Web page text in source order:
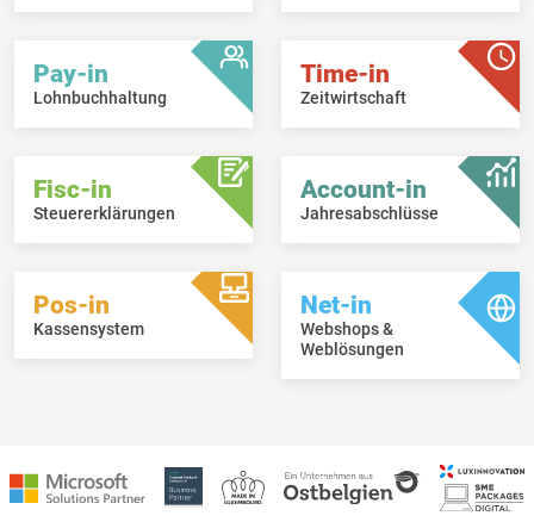
Pay-in
Lohnbuchhaltung
Time-in
Zeitwirtschaft
Fisc-in
Steuererklärungen
Account-in
Jahresabschlüsse
Pos-in
Kassensystem
Net-in
Webshops &
Weblösungen